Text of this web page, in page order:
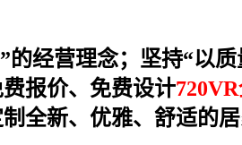
经营理念；坚持“以
报价、免费设计
全新、优雅、舒适的居